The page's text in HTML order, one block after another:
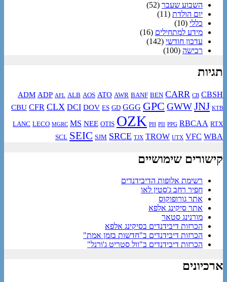
השבוע שעבר (52)
יום הולדת (11)
כללי (10)
מידע למתחילים (16)
עדכון חודשי (142)
רכישה (100)
תגיות
ADM ADP AFL ALB AOS ATO AWR BANF BEN CARR CB CBSH
CBU CFR CLX DCI DOV ES GD GGG GPC GWWJNJ KTB
LANC LECO MGRC MS NEE OTIS OZK PH PII PPG RBCAA RTX
SCL SEIC SJM SRCE TJX TROW UTX VFC WBA
קישורים שימושיים
רשימת אלופות הדיבידנדים
חפיר רחב ג'סטין לאו
אתר גורופוקוס
אתר סיקינג אלפא
מורנינג סטאר
הכרזות דיבידנדים בסיקינג אלפא
הכרזות דיבידנדים ב"חדשות בזמן אמת"
הכרזות דיבידנדים ב"וול סטריט ג'ורנל"
ארכיונים